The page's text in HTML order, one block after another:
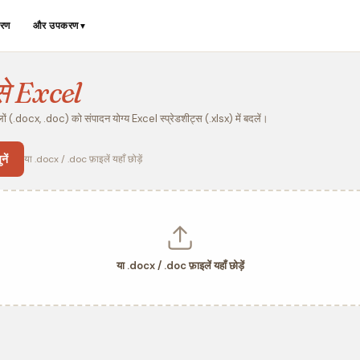
और उपकरण▼
Excel
(.docx, .doc) को संपादन योग्य Excel स्प्रेडशीट्स (.xlsx) में बदलें।
या .docx / .doc फ़ाइलें यहाँ छोड़ें
या .docx / .doc फ़ाइलें यहाँ छोड़ें